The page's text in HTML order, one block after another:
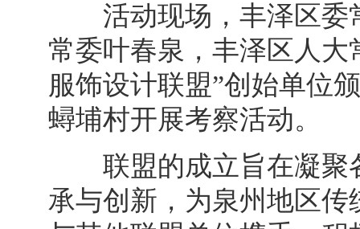
活动现场，丰泽区委
常委叶春泉，丰泽区人
服饰设计联盟”创始单位
蟳埔村开展考察活动。
联盟的成立旨在凝聚
承与创新，为泉州地区